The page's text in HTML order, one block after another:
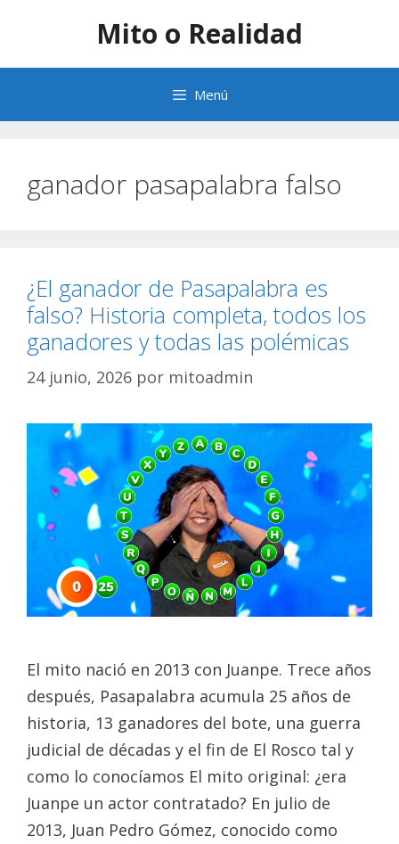
contenido
Mito o Realidad
Menú
ganador pasapalabra falso
¿El ganador de Pasapalabra es
falso? Historia completa, todos los
ganadores y todas las polémicas
24 junio, 2026 por mitoadmin
El mito nació en 2013 con Juanpe. Trece años
después, Pasapalabra acumula 25 años de
historia, 13 ganadores del bote, una guerra
judicial de décadas y el fin de El Rosco tal y
como lo conocíamos El mito original: ¿era
Juanpe un actor contratado? En julio de
2013, Juan Pedro Gómez, conocido como